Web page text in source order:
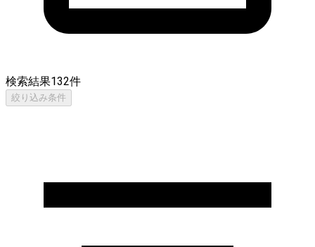
検索結果132件
絞り込み条件